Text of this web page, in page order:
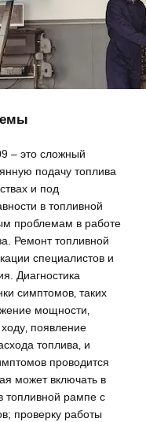
– это сложный
подачу топлива
и под
в топливной
проблемам в работе
Ремонт топливной
специалистов и
Диагностика
симптомов‚ таких
мощности‚
появление
топлива‚ и
проводится
может включать в
топливной рампе с
проверку работы